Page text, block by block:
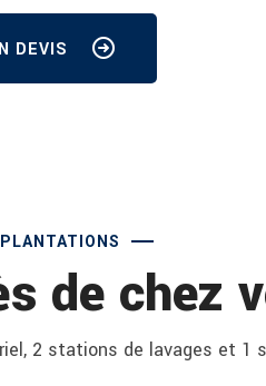
DEVIS
de chez
2 stations de lavages et 1